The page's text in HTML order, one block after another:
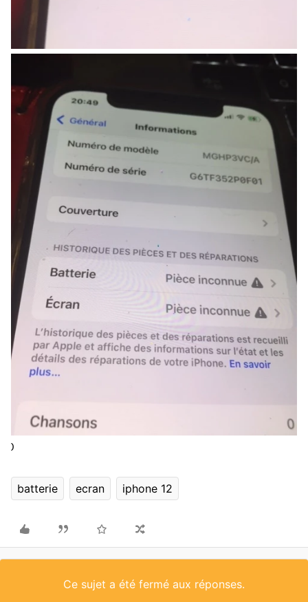
)
batterie ecran iphone 12
Ce sujet a été fermé aux réponses.